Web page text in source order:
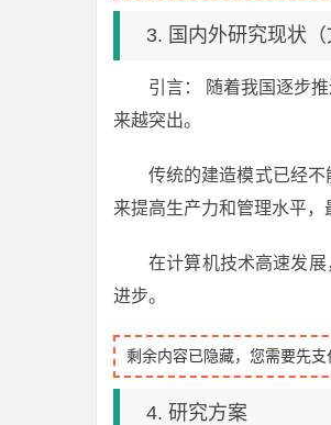
3. 国内外研究现状（
引言： 随着我国逐步
来越突出。
传统的建造模式已经
来提高生产力和管理水平，
在计算机技术高速发
进步。
剩余内容已隐藏，您需要先支
4. 研究方案